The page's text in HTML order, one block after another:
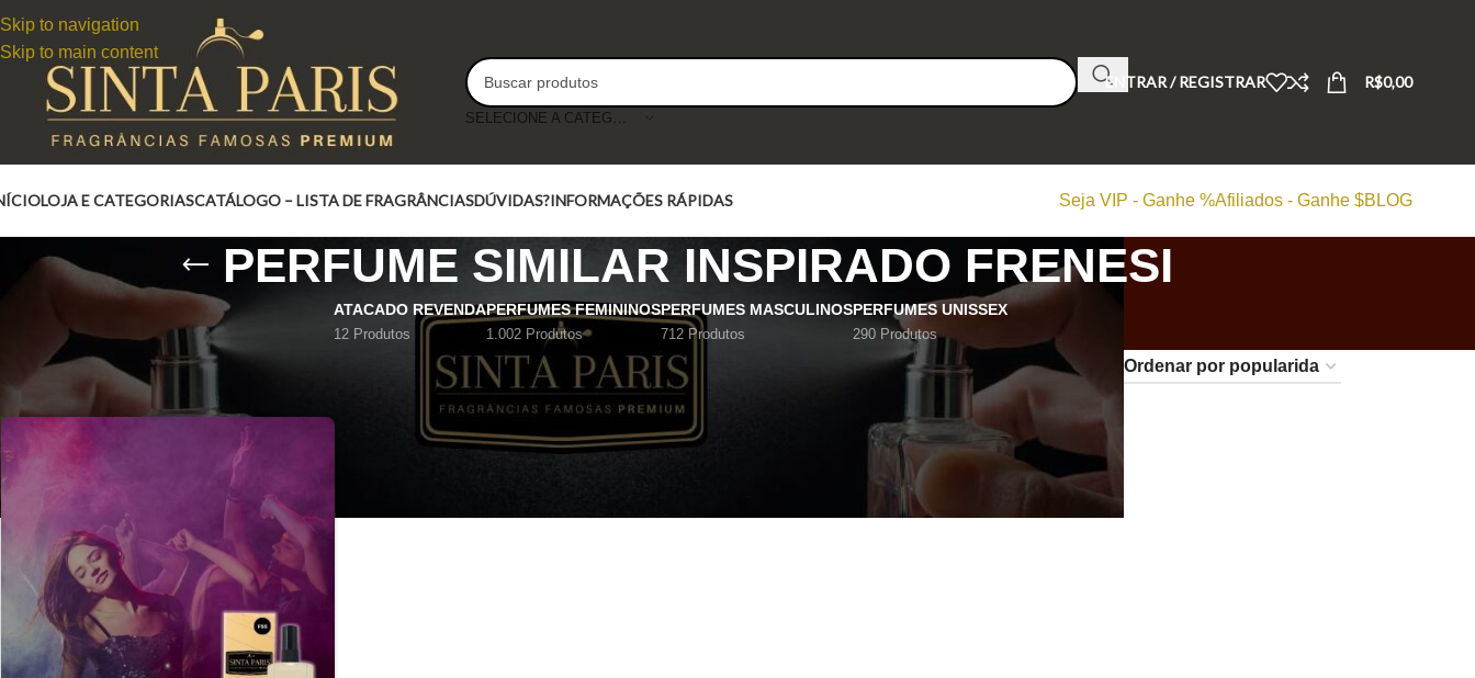
Skip to navigation
Skip to main content
SELECIONE A CATEGORIA
ENTRAR / REGISTRAR R$0,00
LOJA E CATEGORIASCATÁLOGO – LISTA DE FRAGRÂNCIASDÚVIDAS?INFORMAÇÕES RÁPIDAS Seja VIP - Ganhe %Afiliados - Ganhe $BLOG
PERFUME SIMILAR INSPIRADO FRENESI
ATACADO REVENDA
12 Produtos
PERFUMES FEMININOS
1.002 Produtos
PERFUMES MASCULINOS
712 Produtos
PERFUMES UNISSEX
290 Produtos
PERFUME FRENESI Mostrar 9 12 18 24